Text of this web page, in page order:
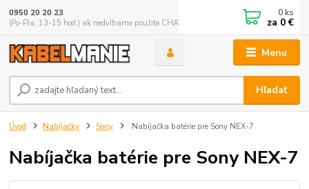
Menu
Hľadať
0950 20 20 23
(Po-Pia, 13-15 hod.) ak nedvíhame použite CHATBOX
0 ks
za 0 €
Úvod Nabíjačky Sony Nabíjačka batérie pre Sony NEX-7
Nabíjačka batérie pre Sony NEX-7